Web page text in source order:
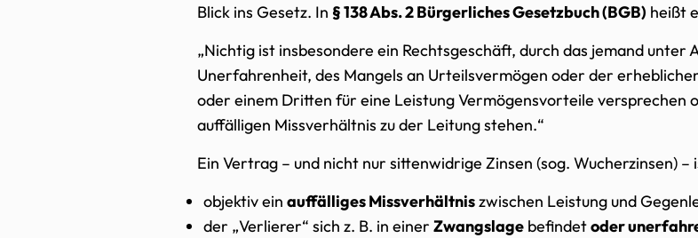
Blick ins Gesetz. In § 138 Abs. 2 Bürgerliches Gesetzbuch (BGB) heißt
„Nichtig ist insbesondere ein Rechtsgeschäft, durch das jemand unter
Unerfahrenheit, des Mangels an Urteilsvermögen oder der
oder einem Dritten für eine Leistung Vermögensvorteile versprechen
auffälligen Missverhältnis zu der Leitung stehen.“
Ein Vertrag – und nicht nur sittenwidrige Zinsen (sog. Wucherzinsen) –
objektiv ein auffälliges Missverhältniszwischen Leistung und
der „Verlierer“ sich z. B. in einer Zwangslagebefindetoder